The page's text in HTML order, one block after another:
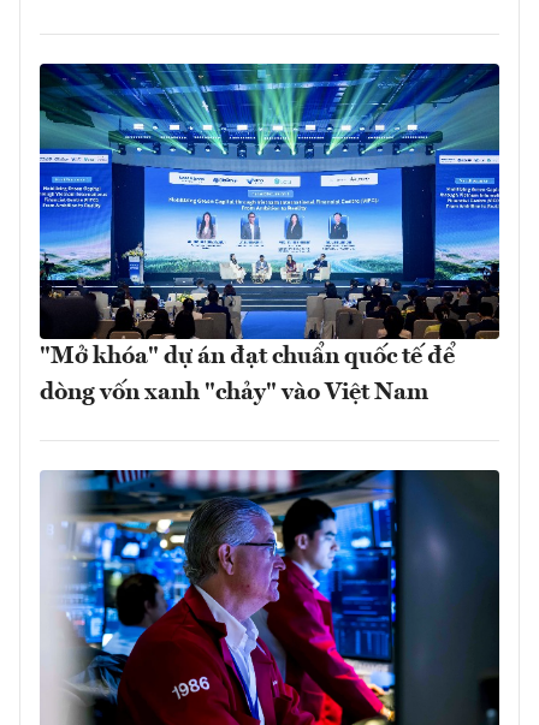
"Mở khóa" dự án đạt chuẩn quốc tế để
dòng vốn xanh "chảy" vào Việt Nam